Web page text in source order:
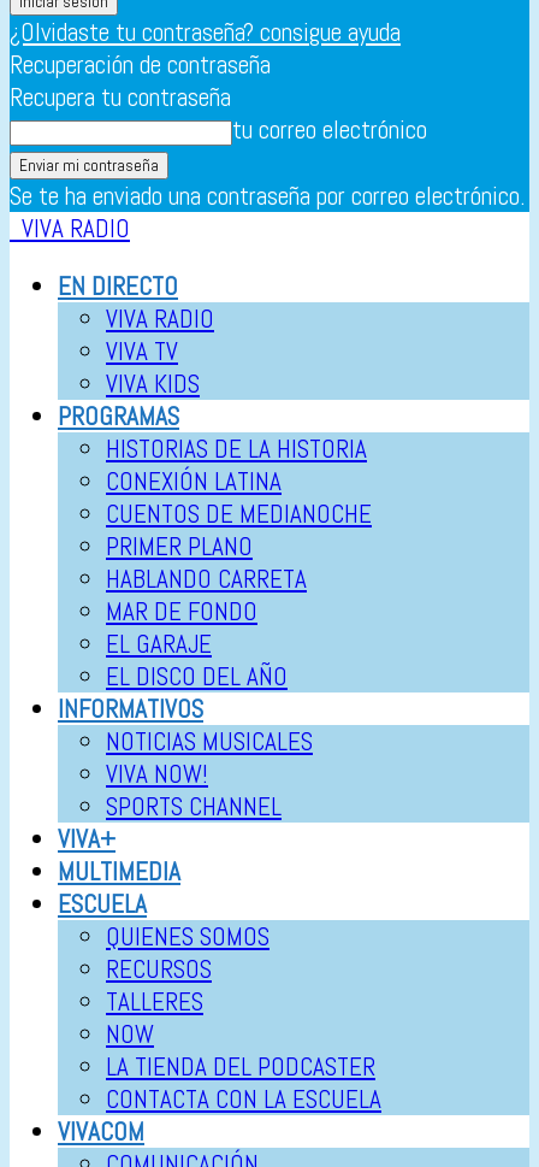
¿Olvidaste tu contraseña? consigue ayuda
Recuperación de contraseña
Recupera tu contraseña
tu correo electrónico
Se te ha enviado una contraseña por correo electrónico.
VIVA RADIO
EN DIRECTO
VIVA RADIO
VIVA TV
VIVA KIDS
PROGRAMAS
HISTORIAS DE LA HISTORIA
CONEXIÓN LATINA
CUENTOS DE MEDIANOCHE
PRIMER PLANO
HABLANDO CARRETA
MAR DE FONDO
EL GARAJE
EL DISCO DEL AÑO
INFORMATIVOS
NOTICIAS MUSICALES
VIVA NOW!
SPORTS CHANNEL
VIVA+
MULTIMEDIA
ESCUELA
QUIENES SOMOS
RECURSOS
TALLERES
NOW
LA TIENDA DEL PODCASTER
CONTACTA CON LA ESCUELA
VIVACOM